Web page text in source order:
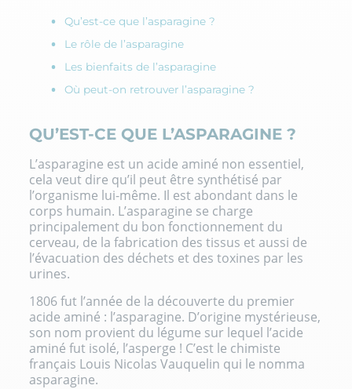
Qu’est-ce que l’asparagine ?
Le rôle de l’asparagine
Les bienfaits de l’asparagine
Où peut-on retrouver l’asparagine ?
QU’EST-CE QUE L’ASPARAGINE ?
L’asparagine est un acide aminé non essentiel,
cela veut dire qu’il peut être synthétisé par
l’organisme lui-même. Il est abondant dans le
corps humain. L’asparagine se charge
principalement du bon fonctionnement du
cerveau, de la fabrication des tissus et aussi de
l’évacuation des déchets et des toxines par les
urines.
1806 fut l’année de la découverte du premier
acide aminé : l’asparagine. D’origine mystérieuse,
son nom provient du légume sur lequel l’acide
aminé fut isolé, l’asperge ! C’est le chimiste
français Louis Nicolas Vauquelin qui le nomma
asparagine.